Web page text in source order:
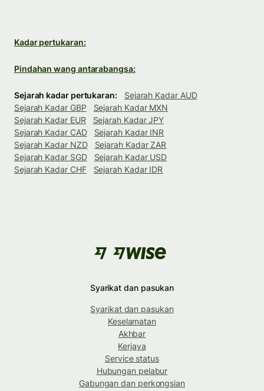
Kadar pertukaran:
Pindahan wang antarabangsa:
Sejarah kadar pertukaran:
Sejarah Kadar AUD
Sejarah Kadar GBP
Sejarah Kadar MXN
Sejarah Kadar EUR
Sejarah Kadar JPY
Sejarah Kadar CAD
Sejarah Kadar INR
Sejarah Kadar NZD
Sejarah Kadar ZAR
Sejarah Kadar SGD
Sejarah Kadar USD
Sejarah Kadar CHF
Sejarah Kadar IDR
Syarikat dan pasukan
Syarikat dan pasukan
Keselamatan
Akhbar
Kerjaya
Service status
Hubungan pelabur
Gabungan dan perkongsian